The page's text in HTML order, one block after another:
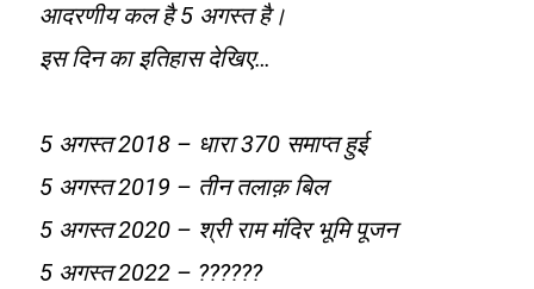
आदरणीय कल है 5 अगस्त है।
इस दिन का इतिहास देखिए…
5 अगस्त 2018 – धारा 370 समाप्त हुई
5 अगस्त 2019 – तीन तलाक़ बिल
5 अगस्त 2020 – श्री राम मंदिर भूमि पूजन
5 अगस्त 2022 – ??????